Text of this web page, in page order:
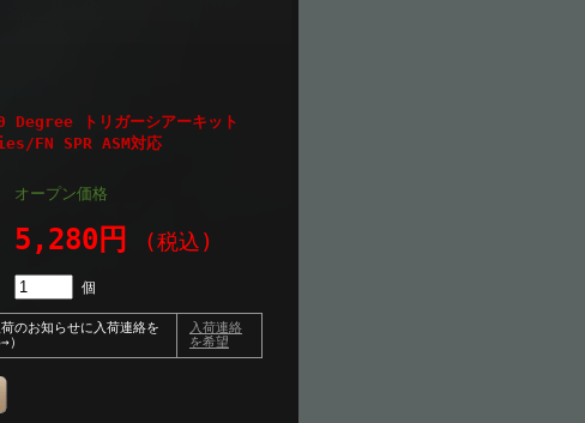
トリガーシアーキット
FN SPR ASM対応
オープン価格
5,280円 (税込)
個
のお知らせに入荷連絡を
）
入荷連絡
を希望